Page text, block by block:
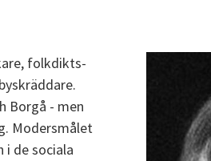
folkdikts-
Borgå - men
Modersmålet
i de sociala